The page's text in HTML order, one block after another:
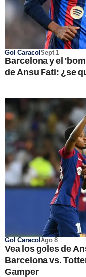
Gol CaracolSept 1
Barcelona y el
de Ansu Fati: ¿se
Gol CaracolAgo 8
Vea los goles de
Barcelona vs.
Gamper